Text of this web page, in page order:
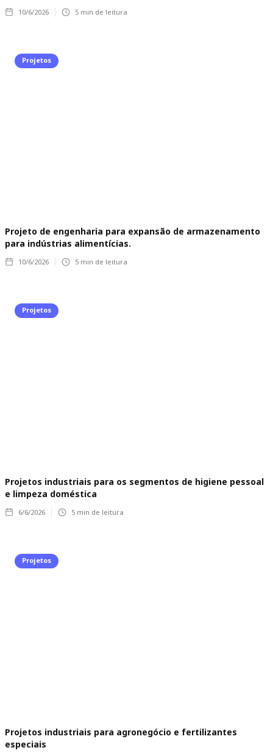
10/6/2026 5 min de leitura
Projetos
Projeto de engenharia para expansão de armazenamento
para indústrias alimentícias.
10/6/2026 5 min de leitura
Projetos
Projetos industriais para os segmentos de higiene pessoal
e limpeza doméstica
6/6/2026 5 min de leitura
Projetos
Projetos industriais para agronegócio e fertilizantes
especiais